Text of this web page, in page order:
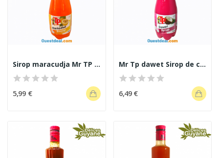
Sirop maracudja Mr TP 1 L
5,99 €
Mr Tp dawet Sirop de coco 1 L
6,49 €